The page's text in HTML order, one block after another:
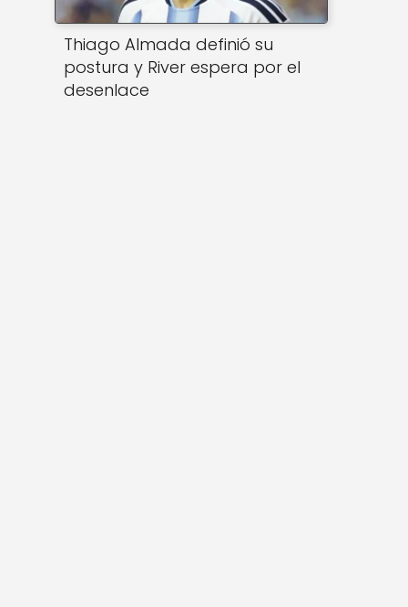
Thiago Almada definió su
postura y River espera por el
desenlace